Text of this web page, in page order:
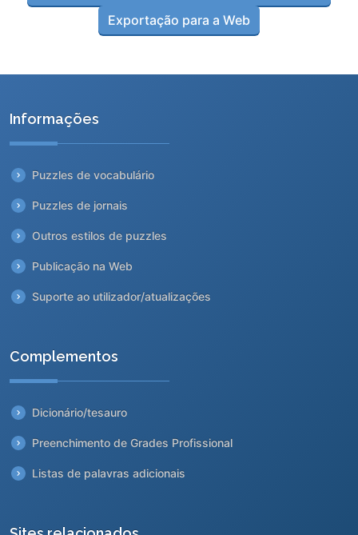
Exportação para a Web
Informações
Puzzles de vocabulário
Puzzles de jornais
Outros estilos de puzzles
Publicação na Web
Suporte ao utilizador/atualizações
Complementos
Dicionário/tesauro
Preenchimento de Grades Profissional
Listas de palavras adicionais